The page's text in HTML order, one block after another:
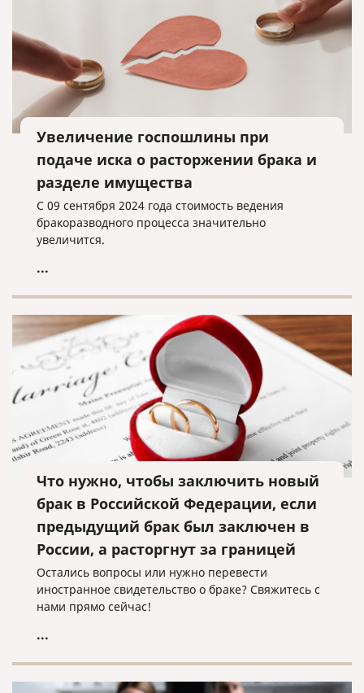
Увеличение госпошлины при
подаче иска о расторжении брака и
разделе имущества
С 09 сентября 2024 года стоимость ведения
бракоразводного процесса значительно
увеличится.
...
Что нужно, чтобы заключить новый
брак в Российской Федерации, если
предыдущий брак был заключен в
России, а расторгнут за границей
Остались вопросы или нужно перевести
иностранное свидетельство о браке? Свяжитесь с
нами прямо сейчас!
...